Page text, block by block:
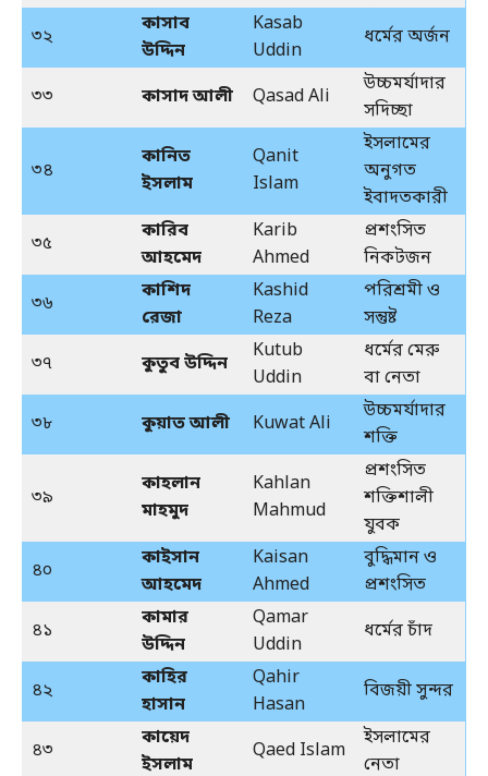
৩২
কাসাব
উদ্দিন
Kasab
Uddin
ধর্মের অর্জন
৩৩ কাসাদ আলী Qasad Ali
উচ্চমর্যাদার
সদিচ্ছা
৩৪
কানিত
ইসলাম
Qanit
Islam
ইসলামের
অনুগত
ইবাদতকারী
৩৫
কারিব
আহমেদ
Karib
Ahmed
প্রশংসিত
নিকটজন
৩৬
কাশিদ
রেজা
Kashid
Reza
পরিশ্রমী ও
সন্তুষ্ট
৩৭
কুতুব উদ্দিন
Kutub
Uddin
ধর্মের মেরু
বা নেতা
৩৮
কুয়াত আলী Kuwat Ali
উচ্চমর্যাদার
শক্তি
৩৯
কাহলান
মাহমুদ
Kahlan
Mahmud
প্রশংসিত
শক্তিশালী
যুবক
৪০
কাইসান
আহমেদ
Kaisan
Ahmed
বুদ্ধিমান ও
প্রশংসিত
৪১
কামার
উদ্দিন
Qamar
Uddin
ধর্মের চাঁদ
৪২
কাহির
হাসান
Qahir
Hasan
বিজয়ী সুন্দর
৪৩
কায়েদ
ইসলাম
Qaed Islam
ইসলামের
নেতা